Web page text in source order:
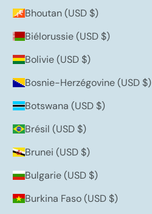
Bhoutan (USD $)
Biélorussie (USD $)
Bolivie (USD $)
Bosnie-Herzégovine (USD $)
Botswana (USD $)
Brésil (USD $)
Brunei (USD $)
Bulgarie (USD $)
Burkina Faso (USD $)